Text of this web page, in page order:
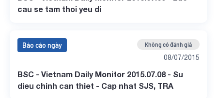
cau se tam thoi yeu di
Báo cáo ngày Không có đánh giá
08/07/2015
BSC - Vietnam Daily Monitor 2015.07.08 - Su
dieu chinh can thiet - Cap nhat SJS, TRA